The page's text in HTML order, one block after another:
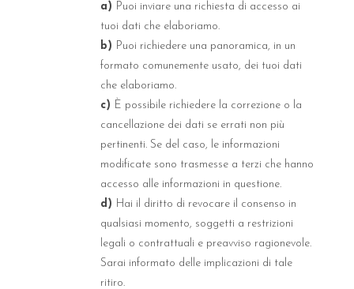
Puoi inviare una richiesta di accesso ai
tuoi dati che elaboriamo.
Puoi richiedere una panoramica, in un
formato comunemente usato, dei tuoi dati
che elaboriamo.
È possibile richiedere la correzione o la
cancellazione dei dati se errati non più
pertinenti. Se del caso, le informazioni
modificate sono trasmesse a terzi che hanno
accesso alle informazioni in questione.
Hai il diritto di revocare il consenso in
qualsiasi momento, soggetti a restrizioni
legali o contrattuali e preavviso ragionevole.
Sarai informato delle implicazioni di tale
ritiro.